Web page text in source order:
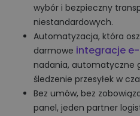
wybór i bezpieczny
niestandardowych.
Automatyzacja, która
darmowe integracje
nadania, automatyczne
śledzenie przesyłek w
Bez umów, bez
panel, jeden partner